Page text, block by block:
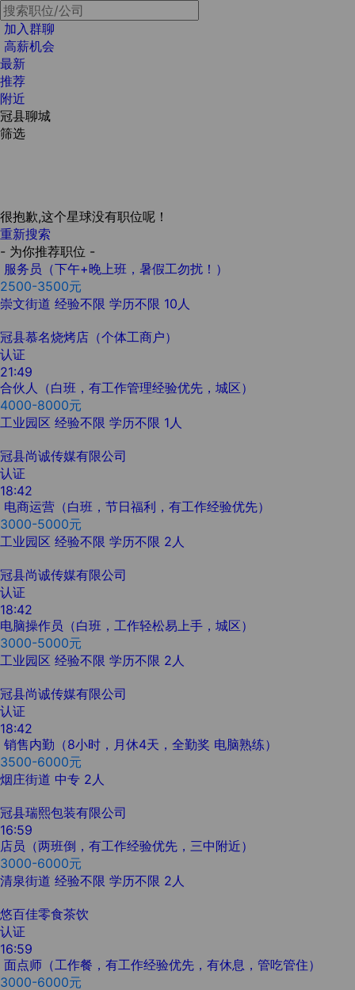
加入群聊
高薪机会
最新
推荐
附近
冠县聊城
筛选
很抱歉,这个星球没有职位呢！
重新搜索
- 为你推荐职位 -
服务员（下午+晚上班，暑假工勿扰！）
2500-3500元
崇文街道 经验不限 学历不限 10人
冠县慕名烧烤店（个体工商户）
认证
21:49
合伙人（白班，有工作管理经验优先，城区）
4000-8000元
工业园区 经验不限 学历不限 1人
冠县尚诚传媒有限公司
认证
18:42
电商运营（白班，节日福利，有工作经验优先）
3000-5000元
工业园区 经验不限 学历不限 2人
冠县尚诚传媒有限公司
认证
18:42
电脑操作员（白班，工作轻松易上手，城区）
3000-5000元
工业园区 经验不限 学历不限 2人
冠县尚诚传媒有限公司
认证
18:42
销售内勤（8小时，月休4天，全勤奖 电脑熟练）
3500-6000元
烟庄街道 中专 2人
冠县瑞熙包装有限公司
16:59
店员（两班倒，有工作经验优先，三中附近）
3000-6000元
清泉街道 经验不限 学历不限 2人
悠百佳零食茶饮
认证
16:59
面点师（工作餐，有工作经验优先，有休息，管吃管住）
3000-6000元